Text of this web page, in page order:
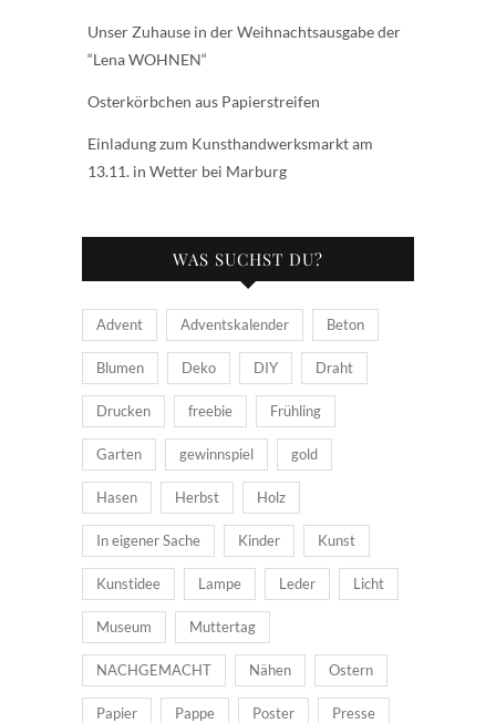
Unser Zuhause in der Weihnachtsausgabe der
“Lena WOHNEN“
Osterkörbchen aus Papierstreifen
Einladung zum Kunsthandwerksmarkt am
13.11. in Wetter bei Marburg
WAS SUCHST DU?
Advent Adventskalender Beton
Blumen Deko DIY Draht
Drucken freebie Frühling
Garten gewinnspiel gold
Hasen Herbst Holz
In eigener Sache Kinder Kunst
Kunstidee Lampe Leder Licht
Museum Muttertag
NACHGEMACHT Nähen Ostern
Papier Pappe Poster Presse